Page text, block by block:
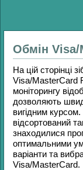
Обмін Visa/
На цій сторінці
Visa/MasterCard
моніторингу
дозволяють
вигідним
відсортований
знаходилися
оптимальними
варіанти та
Visa/MasterCard.